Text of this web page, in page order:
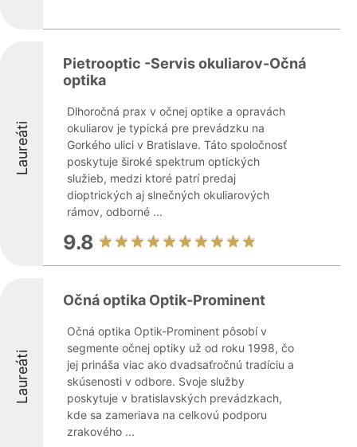
Laureáti
Pietrooptic -Servis okuliarov-Očná
optika
Dlhoročná prax v očnej optike a opravách
okuliarov je typická pre prevádzku na
Gorkého ulici v Bratislave. Táto spoločnosť
poskytuje široké spektrum optických
služieb, medzi ktoré patrí predaj
dioptrických aj slnečných okuliarových
rámov, odborné ...
9.8
Laureáti
Očná optika Optik-Prominent
Očná optika Optik-Prominent pôsobí v
segmente očnej optiky už od roku 1998, čo
jej prináša viac ako dvadsaťročnú tradíciu a
skúsenosti v odbore. Svoje služby
poskytuje v bratislavských prevádzkach,
kde sa zameriava na celkovú podporu
zrakového ...